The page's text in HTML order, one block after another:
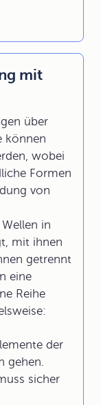
mit
über
können
wobei
Formen
von
in
mit ihnen
getrennt
eine
Reihe
der
gehen.
sicher